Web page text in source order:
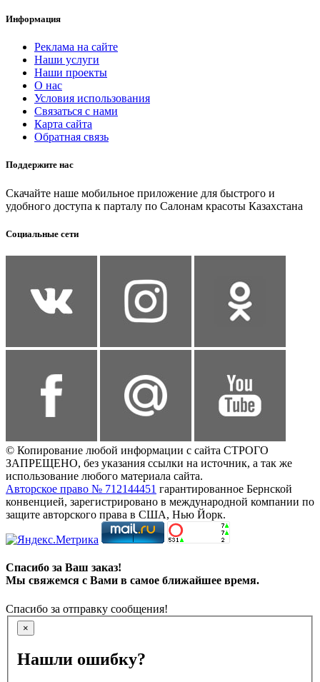
Информация
Реклама на сайте
Наши услуги
Наши проекты
О нас
Условия использования
Связаться с нами
Карта сайта
Обратная связь
Поддержите нас
Скачайте наше мобильное приложение для быстрого и
удобного доступа к парталу по Салонам красоты Казахстана
Социальные сети
© Копирование любой информации с сайта СТРОГО
ЗАПРЕЩЕНО, без указания ссылки на источник, а так же
использование любого материала сайта.
Авторское право № 712144451 гарантированное Бернской
конвенцией, зарегистрировано в международной компании по
защите авторского права в США, Нью Йорк.
Спасибо за Ваш заказ!
Мы свяжемся с Вами в самое ближайшее время.
Спасибо за отправку сообщения!
×
Нашли ошибку?